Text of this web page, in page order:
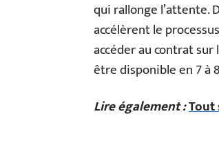
qui rallonge l’attente.
accélèrent le
accéder au contrat sur
être disponible en 7 à
Lire également :Tout